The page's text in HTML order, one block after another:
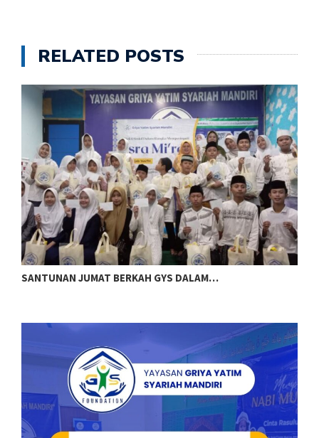
RELATED POSTS
SANTUNAN JUMAT BERKAH GYS DALAM…